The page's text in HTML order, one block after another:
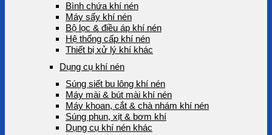
Bình chứa khí nén
Máy sấy khí nén
Bộ lọc & điều áp khí nén
Hệ thống cấp khí nén
Thiết bị xử lý khí khác
Dụng cụ khí nén
Súng siết bu lông khí nén
Máy mài & bút mài khí nén
Máy khoan, cắt & chà nhám khí nén
Súng phun, xịt & bơm khí
Dụng cụ khí nén khác